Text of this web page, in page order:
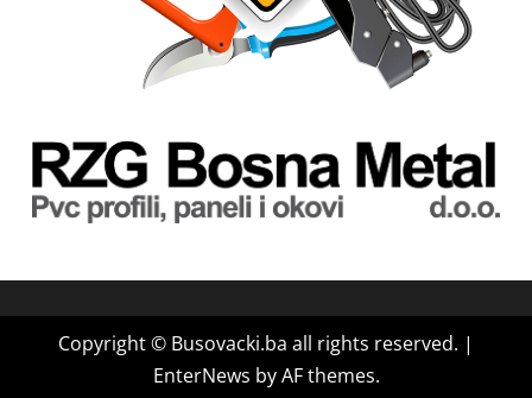
Copyright © Busovacki.ba all rights reserved. |
EnterNews by AF themes.